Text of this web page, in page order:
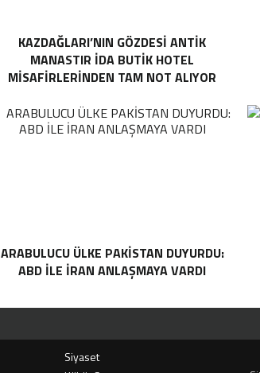
KAZDAĞLARI’NIN GÖZDESI ANTIK
MANASTIR İDA BUTIK HOTEL
MISAFIRLERINDEN TAM NOT ALIYOR
ARABULUCU ÜLKE PAKISTAN DUYURDU:
ABD ILE İRAN ANLAŞMAYA VARDI
Siyaset